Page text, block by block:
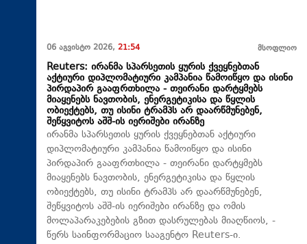
06 აგვისტო 2026, 21:54 მსოფლიო
Reuters: ირანმა სპარსეთის ყურის ქვეყნებთან
აქტიური დიპლომატიური კამპანია წამოიწყო და ისინი
პირდაპირ გააფრთხილა - თეირანი დარტყმებს
მიაყენებს ნავთობის, ენერგეტიკისა და წყლის
ობიექტებს, თუ ისინი ტრამპს არ დაარწმუნებენ,
შეწყვიტოს აშშ-ის იერიშები ირანზე
ირანმა სპარსეთის ყურის ქვეყნებთან აქტიური
დიპლომატიური კამპანია წამოიწყო და ისინი
პირდაპირ გააფრთხილა - თეირანი დარტყმებს
მიაყენებს ნავთობის, ენერგეტიკისა და წყლის
ობიექტებს, თუ ისინი ტრამპს არ დაარწმუნებენ,
შეწყვიტოს აშშ-ის იერიშები ირანზე და ომის
მოლაპარაკებების გზით დასრულებას მიაღწიოს, -
წერს საინფორმაციო სააგენტო Reuters-ი.